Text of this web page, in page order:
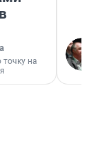
на